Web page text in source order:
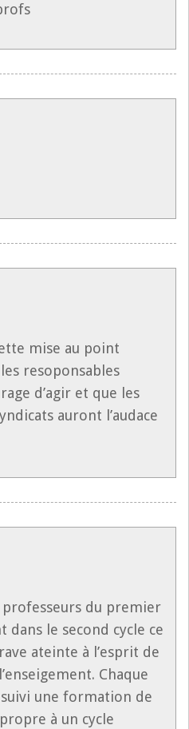
mise au point
resoponsables
d’agir et que les
auront l’audace
professeurs du premier
dans le second cycle ce
ateinte à l’esprit de
Chaque
une formation de
à un cycle